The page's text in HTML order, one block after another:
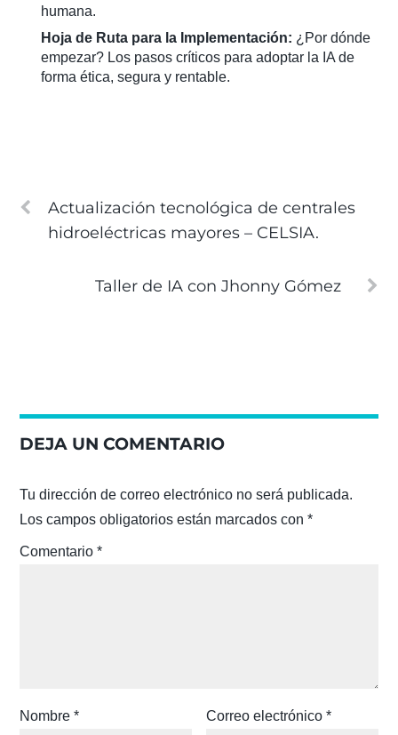
humana.
Hoja de Ruta para la Implementación: ¿Por dónde
empezar? Los pasos críticos para adoptar la IA de
forma ética, segura y rentable.
Actualización tecnológica de centrales
hidroeléctricas mayores – CELSIA.
Taller de IA con Jhonny Gómez
DEJA UN COMENTARIO
Tu dirección de correo electrónico no será publicada.
Los campos obligatorios están marcados con*
Comentario*
Nombre* Correo electrónico*